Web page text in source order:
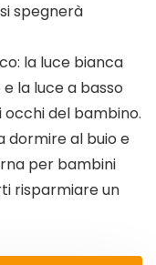
spegnerà
la luce bianca
la luce a basso
del bambino.
dormire al buio e
per bambini
risparmiare un